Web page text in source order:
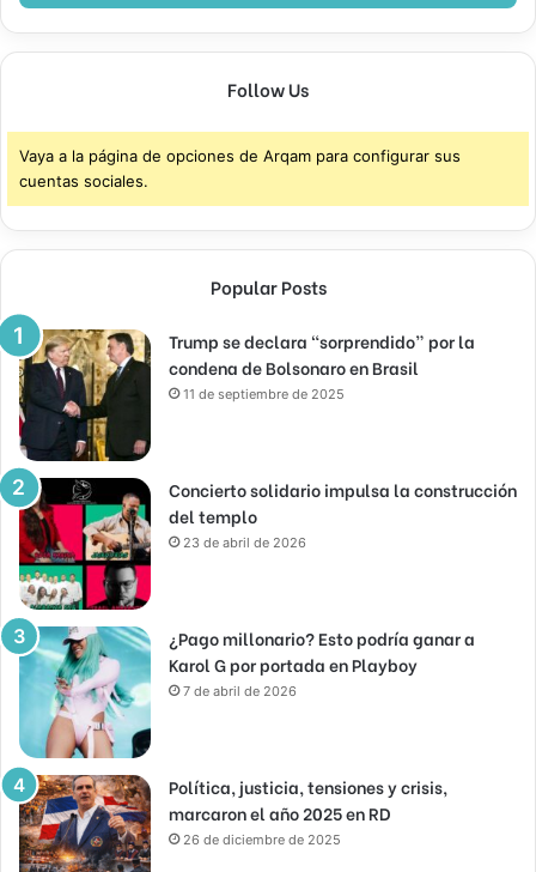
Follow Us
Vaya a la página de opciones de Arqam para configurar sus
cuentas sociales.
Popular Posts
Trump se declara “sorprendido” por la
condena de Bolsonaro en Brasil
11 de septiembre de 2025
Concierto solidario impulsa la construcción
del templo
23 de abril de 2026
¿Pago millonario? Esto podría ganar a
Karol G por portada en Playboy
7 de abril de 2026
Política, justicia, tensiones y crisis,
marcaron el año 2025 en RD
26 de diciembre de 2025